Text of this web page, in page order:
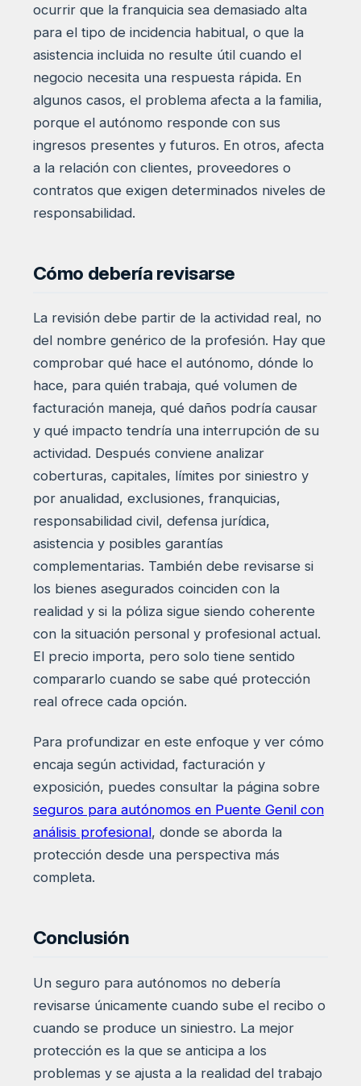
ocurrir que la franquicia sea demasiado alta
para el tipo de incidencia habitual, o que la
asistencia incluida no resulte útil cuando el
negocio necesita una respuesta rápida. En
algunos casos, el problema afecta a la familia,
porque el autónomo responde con sus
ingresos presentes y futuros. En otros, afecta
a la relación con clientes, proveedores o
contratos que exigen determinados niveles de
responsabilidad.
Cómo debería revisarse
La revisión debe partir de la actividad real, no
del nombre genérico de la profesión. Hay que
comprobar qué hace el autónomo, dónde lo
hace, para quién trabaja, qué volumen de
facturación maneja, qué daños podría causar
y qué impacto tendría una interrupción de su
actividad. Después conviene analizar
coberturas, capitales, límites por siniestro y
por anualidad, exclusiones, franquicias,
responsabilidad civil, defensa jurídica,
asistencia y posibles garantías
complementarias. También debe revisarse si
los bienes asegurados coinciden con la
realidad y si la póliza sigue siendo coherente
con la situación personal y profesional actual.
El precio importa, pero solo tiene sentido
compararlo cuando se sabe qué protección
real ofrece cada opción.
Para profundizar en este enfoque y ver cómo
encaja según actividad, facturación y
exposición, puedes consultar la página sobre
seguros para autónomos en Puente Genil con
análisis profesional, donde se aborda la
protección desde una perspectiva más
completa.
Conclusión
Un seguro para autónomos no debería
revisarse únicamente cuando sube el recibo o
cuando se produce un siniestro. La mejor
protección es la que se anticipa a los
problemas y se ajusta a la realidad del trabajo